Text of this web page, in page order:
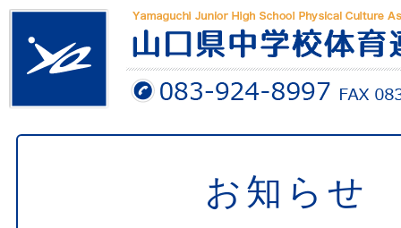
お知らせ